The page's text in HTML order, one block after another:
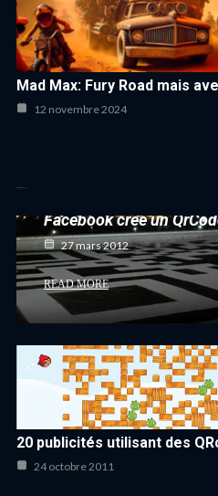
Mad Max: Fury Road mais
12 novembre 2024
Facebook créé un
27 mars 2012
READ MORE
20 publicités utilisant des
24 octobre 2011